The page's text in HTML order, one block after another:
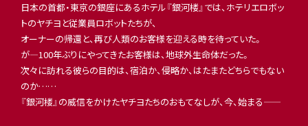
日本の首都・東京の銀座にあるホテル『銀河楼』では、ホテリエロボッ
トのヤチヨと従業員ロボットたちが、
オーナーの帰還と、再び人類のお客様を迎える時を待っていた。
が―100年ぶりにやってきたお客様は、地球外生命体だった。
次々に訪れる彼らの目的は、宿泊か、侵略か、はたまたどちらでもない
のか……
『銀河楼』の威信をかけたヤチヨたちのおもてなしが、今、始まる――